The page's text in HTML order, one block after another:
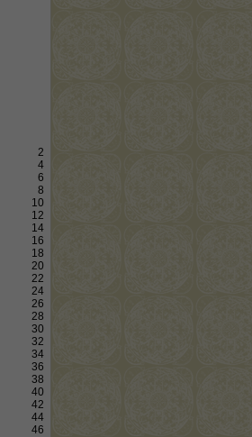
2
4
6
8
10
12
14
16
18
20
22
24
26
28
30
32
34
36
38
40
42
44
46